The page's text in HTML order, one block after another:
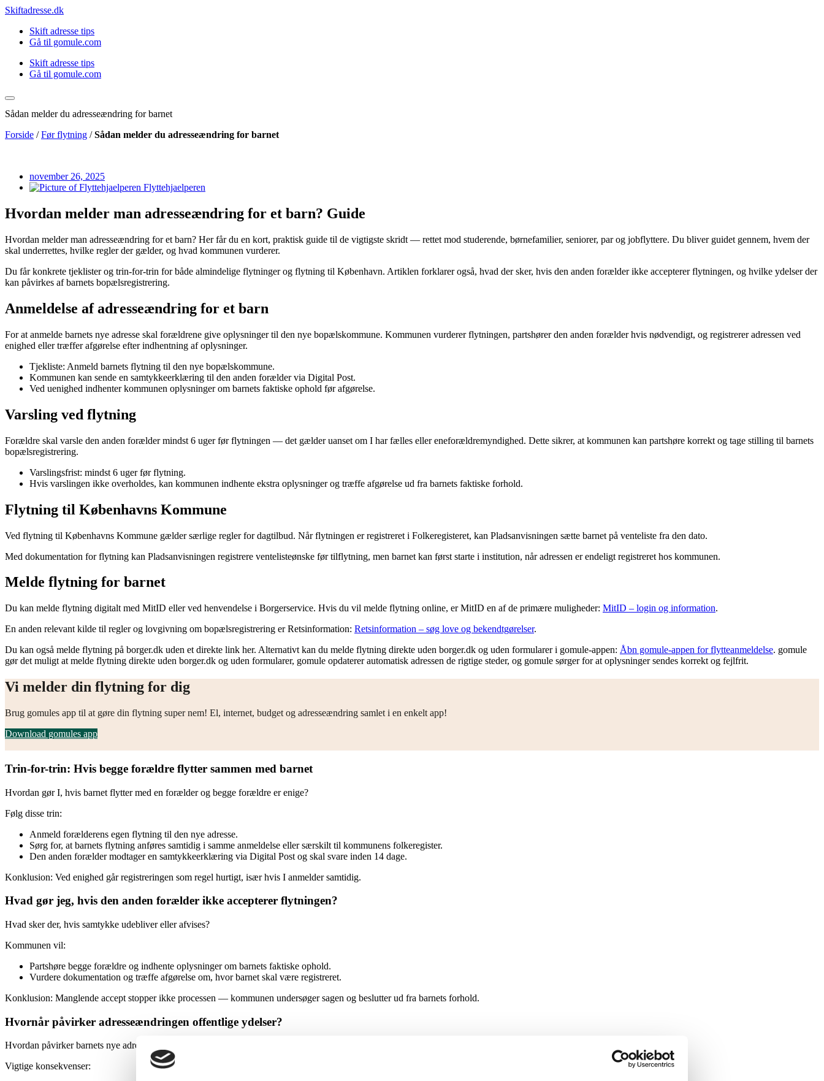
Videre
indhold
Skiftadresse.dk
Skift adresse tips
Gå til gomule.com
Skift adresse tips
Gå til gomule.com
Sådan melder du adresseændring for barnet
Forside /Før flytning /Sådan melder du adresseændring for barnet
november 26, 2025
Flyttehjaelperen
Hvordan melder man adresseændring for et barn? Guide
Hvordan melder man adresseændring for et barn? Her får du en kort, praktisk guide til de vigtigste skridt — rettet mod studerende, børnefamilier, seniorer, par og jobflyttere. Du bliver guidet gennem, hvem der
skal underrettes, hvilke regler der gælder, og hvad kommunen vurderer.
Du får konkrete tjeklister og trin-for-trin for både almindelige flytninger og flytning til København. Artiklen forklarer også, hvad der sker, hvis den anden forælder ikke accepterer flytningen, og hvilke ydelser der
kan påvirkes af barnets bopælsregistrering.
Anmeldelse af adresseændring for et barn
For at anmelde barnets nye adresse skal forældrene give oplysninger til den nye bopælskommune. Kommunen vurderer flytningen, partshører den anden forælder hvis nødvendigt, og registrerer adressen ved
enighed eller træffer afgørelse efter indhentning af oplysninger.
Tjekliste: Anmeld barnets flytning til den nye bopælskommune.
Kommunen kan sende en samtykkeerklæring til den anden forælder via Digital Post.
Ved uenighed indhenter kommunen oplysninger om barnets faktiske ophold før afgørelse.
Varsling ved flytning
Forældre skal varsle den anden forælder mindst 6 uger før flytningen — det gælder uanset om I har fælles eller eneforældremyndighed. Dette sikrer, at kommunen kan partshøre korrekt og tage stilling til barnets
bopælsregistrering.
Varslingsfrist: mindst 6 uger før flytning.
Hvis varslingen ikke overholdes, kan kommunen indhente ekstra oplysninger og træffe afgørelse ud fra barnets faktiske forhold.
Flytning til Københavns Kommune
Ved flytning til Københavns Kommune gælder særlige regler for dagtilbud. Når flytningen er registreret i Folkeregisteret, kan Pladsanvisningen sætte barnet på venteliste fra den dato.
Med dokumentation for flytning kan Pladsanvisningen registrere ventelisteønske før tilflytning, men barnet kan først starte i institution, når adressen er endeligt registreret hos kommunen.
Melde flytning for barnet
Du kan melde flytning digitalt med MitID eller ved henvendelse i Borgerservice. Hvis du vil melde flytning online, er MitID en af de primære muligheder: MitID – login og information.
En anden relevant kilde til regler og lovgivning om bopælsregistrering er Retsinformation: Retsinformation – søg love og bekendtgørelser.
Du kan også melde flytning på borger.dk uden et direkte link her. Alternativt kan du melde flytning direkte uden borger.dk og uden formularer i gomule-appen: Åbn gomule-appen for flytteanmeldelse. gomule
gør det muligt at melde flytning direkte uden borger.dk og uden formularer, gomule opdaterer automatisk adressen de rigtige steder, og gomule sørger for at oplysninger sendes korrekt og fejlfrit.
Vi melder din flytning for dig
Brug gomules app til at gøre din flytning super nem! El, internet, budget og adresseændring samlet i en enkelt app!
Download gomules app
Trin-for-trin: Hvis begge forældre flytter sammen med barnet
Hvordan gør I, hvis barnet flytter med en forælder og begge forældre er enige?
Følg disse trin:
Anmeld forælderens egen flytning til den nye adresse.
Sørg for, at barnets flytning anføres samtidig i samme anmeldelse eller særskilt til kommunens folkeregister.
Den anden forælder modtager en samtykkeerklæring via Digital Post og skal svare inden 14 dage.
Konklusion: Ved enighed går registreringen som regel hurtigt, især hvis I anmelder samtidig.
Hvad gør jeg, hvis den anden forælder ikke accepterer flytningen?
Hvad sker der, hvis samtykke udebliver eller afvises?
Kommunen vil:
Partshøre begge forældre og indhente oplysninger om barnets faktiske ophold.
Vurdere dokumentation og træffe afgørelse om, hvor barnet skal være registreret.
Konklusion: Manglende accept stopper ikke processen — kommunen undersøger sagen og beslutter ud fra barnets forhold.
Hvornår påvirker adresseændringen offentlige ydelser?
Hvordan påvirker barnets nye adresse udbetaling af ydelser?
Vigtige konsekvenser: